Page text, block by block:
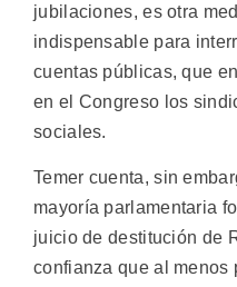
jubilaciones, es otra
indispensable para
cuentas públicas, que
en el Congreso los
sociales.
Temer cuenta, sin
mayoría parlamentaria
juicio de destitución de
confianza que al menos